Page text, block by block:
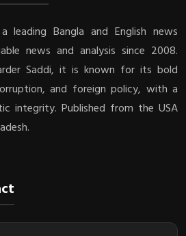
leading Bangla and English news
news and analysis since 2008.
Saddi, it is known for its bold
and foreign policy, with a
integrity. Published from the USA